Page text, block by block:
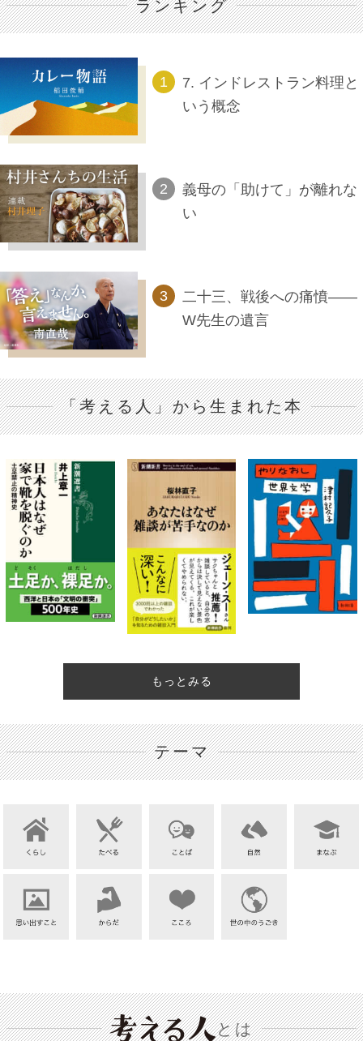
ランキング
7. インドレストラン料理と
いう概念
義母の「助けて」が離れな
い
二十三、戦後への痛憤――
W先生の遺言
「考える人」から生まれた本
もっとみる
テーマ
とは